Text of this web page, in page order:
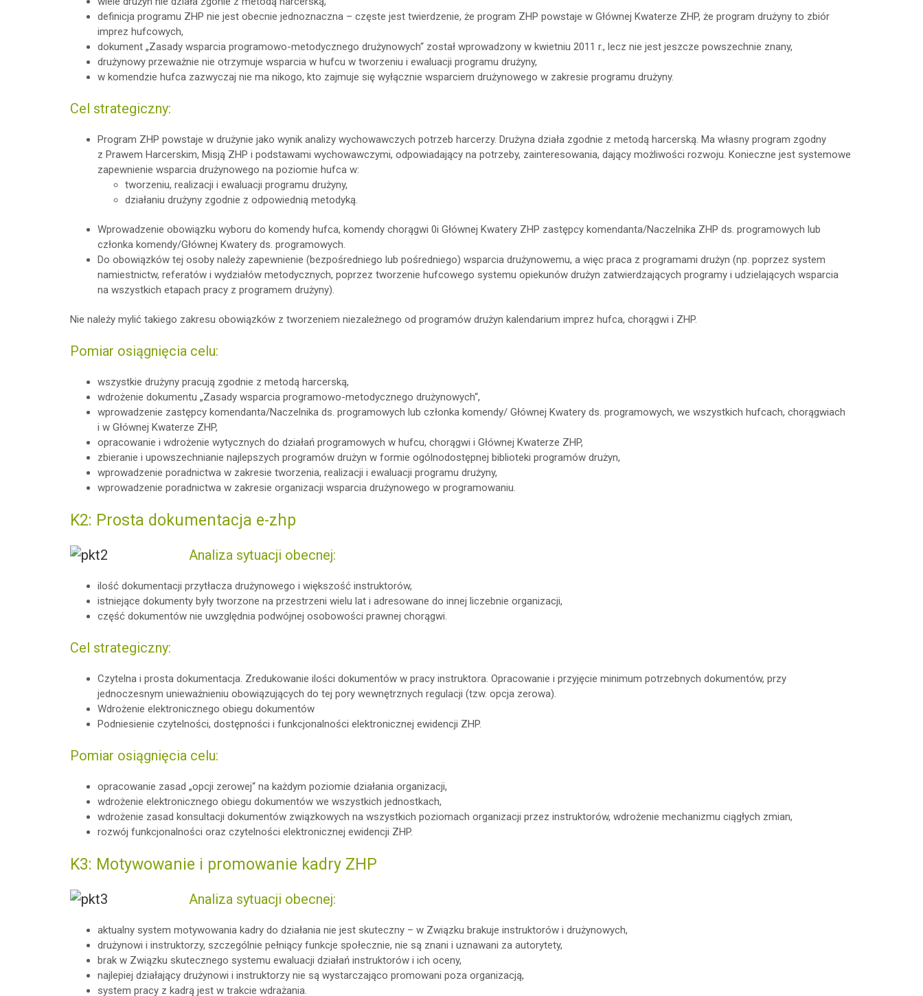
definicja programu ZHP nie jest obecnie jednoznaczna – częste jest twierdzenie, że program ZHP powstaje w Głównej Kwaterze ZHP, że program drużyny to zbiór
imprez hufcowych,
dokument „Zasady wsparcia programowo-metodycznego drużynowych“ został wprowadzony w kwietniu 2011 r., lecz nie jest jeszcze powszechnie znany,
drużynowy przeważnie nie otrzymuje wsparcia w hufcu w tworzeniu i ewaluacji programu drużyny,
w komendzie hufca zazwyczaj nie ma nikogo, kto zajmuje się wyłącznie wsparciem drużynowego w zakresie programu drużyny.
Cel strategiczny:
Program ZHP powstaje w drużynie jako wynik analizy wychowawczych potrzeb harcerzy. Drużyna działa zgodnie z metodą harcerską. Ma własny program zgodny
z Prawem Harcerskim, Misją ZHP i podstawami wychowawczymi, odpowiadający na potrzeby, zainteresowania, dający możliwości rozwoju. Konieczne jest systemowe
zapewnienie wsparcia drużynowego na poziomie hufca w:
tworzeniu, realizacji i ewaluacji programu drużyny,
działaniu drużyny zgodnie z odpowiednią metodyką.
Wprowadzenie obowiązku wyboru do komendy hufca, komendy chorągwi 0i Głównej Kwatery ZHP zastępcy komendanta/Naczelnika ZHP ds. programowych lub
członka komendy/Głównej Kwatery ds. programowych.
Do obowiązków tej osoby należy zapewnienie (bezpośredniego lub pośredniego) wsparcia drużynowemu, a więc praca z programami drużyn (np. poprzez system
namiestnictw, referatów i wydziałów metodycznych, poprzez tworzenie hufcowego systemu opiekunów drużyn zatwierdzających programy i udzielających wsparcia
na wszystkich etapach pracy z programem drużyny).
Nie należy mylić takiego zakresu obowiązków z tworzeniem niezależnego od programów drużyn kalendarium imprez hufca, chorągwi i ZHP.
Pomiar osiągnięcia celu:
wszystkie drużyny pracują zgodnie z metodą harcerską,
wdrożenie dokumentu „Zasady wsparcia programowo-metodycznego drużynowych“,
wprowadzenie zastępcy komendanta/Naczelnika ds. programowych lub członka komendy/ Głównej Kwatery ds. programowych, we wszystkich hufcach, chorągwiach
i w Głównej Kwaterze ZHP,
opracowanie i wdrożenie wytycznych do działań programowych w hufcu, chorągwi i Głównej Kwaterze ZHP,
zbieranie i upowszechnianie najlepszych programów drużyn w formie ogólnodostępnej biblioteki programów drużyn,
wprowadzenie poradnictwa w zakresie tworzenia, realizacji i ewaluacji programu drużyny,
wprowadzenie poradnictwa w zakresie organizacji wsparcia drużynowego w programowaniu.
K2: Prosta dokumentacja e-zhp
Analiza sytuacji obecnej:
ilość dokumentacji przytłacza drużynowego i większość instruktorów,
istniejące dokumenty były tworzone na przestrzeni wielu lat i adresowane do innej liczebnie organizacji,
część dokumentów nie uwzględnia podwójnej osobowości prawnej chorągwi.
Cel strategiczny:
Czytelna i prosta dokumentacja. Zredukowanie ilości dokumentów w pracy instruktora. Opracowanie i przyjęcie minimum potrzebnych dokumentów, przy
jednoczesnym unieważnieniu obowiązujących do tej pory wewnętrznych regulacji (tzw. opcja zerowa).
Wdrożenie elektronicznego obiegu dokumentów
Podniesienie czytelności, dostępności i funkcjonalności elektronicznej ewidencji ZHP.
Pomiar osiągnięcia celu:
opracowanie zasad „opcji zerowej“ na każdym poziomie działania organizacji,
wdrożenie elektronicznego obiegu dokumentów we wszystkich jednostkach,
wdrożenie zasad konsultacji dokumentów związkowych na wszystkich poziomach organizacji przez instruktorów, wdrożenie mechanizmu ciągłych zmian,
rozwój funkcjonalności oraz czytelności elektronicznej ewidencji ZHP.
K3: Motywowanie i promowanie kadry ZHP
Analiza sytuacji obecnej:
aktualny system motywowania kadry do działania nie jest skuteczny – w Związku brakuje instruktorów i drużynowych,
drużynowi i instruktorzy, szczególnie pełniący funkcje społecznie, nie są znani i uznawani za autorytety,
brak w Związku skutecznego systemu ewaluacji działań instruktorów i ich oceny,
najlepiej działający drużynowi i instruktorzy nie są wystarczająco promowani poza organizacją,
system pracy z kadrą jest w trakcie wdrażania.